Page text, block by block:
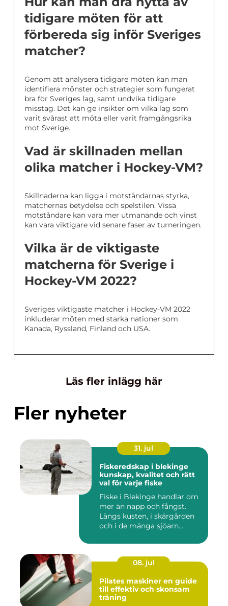
tidigare möten för att
förbereda sig inför Sveriges
matcher?
Genom att analysera tidigare möten kan man
identifiera mönster och strategier som fungerat
bra för Sveriges lag, samt undvika tidigare
misstag. Det kan ge insikter om vilka lag som
varit svårast att möta eller varit framgångsrika
mot Sverige.
Vad är skillnaden mellan
olika matcher i Hockey-VM?
Skillnaderna kan ligga i motståndarnas styrka,
matchernas betydelse och spelstilen. Vissa
motståndare kan vara mer utmanande och vinst
kan vara viktigare vid senare faser av turneringen.
Vilka är de viktigaste
matcherna för Sverige i
Hockey-VM 2022?
Sveriges viktigaste matcher i Hockey-VM 2022
inkluderar möten med starka nationer som
Kanada, Ryssland, Finland och USA.
Läs fler inlägg här
Fler nyheter
31. jul
Fiskeredskap i blekinge
kunskap, kvalitet och rätt
val för varje fiske
Fiske i Blekinge handlar om
mer än napp och fångst.
Längs kusten, i skärgården
och i de många sjöarn...
08. jul
Pilates maskiner en guide
till effektiv och skonsam
träning